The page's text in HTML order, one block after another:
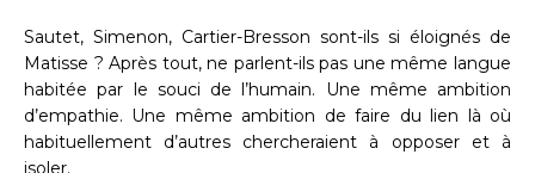
Sautet, Simenon, Cartier-Bresson sont-ils si éloignés de
Matisse ? Après tout, ne parlent-ils pas une même langue
habitée par le souci de l’humain. Une même ambition
d’empathie. Une même ambition de faire du lien là où
habituellement d’autres chercheraient à opposer et à
isoler.